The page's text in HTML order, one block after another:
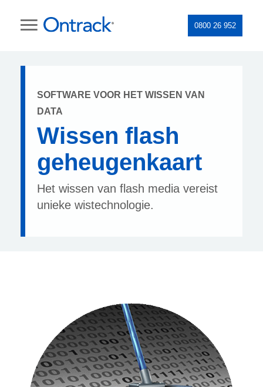
0800 26 952
SOFTWARE VOOR HET WISSEN VAN
DATA
Wissen flash
geheugenkaart
Het wissen van flash media vereist
unieke wistechnologie.